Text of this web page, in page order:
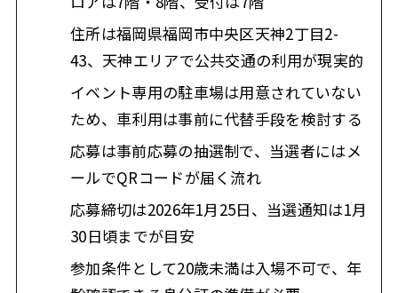
住所は福岡県福岡市中央区天神2丁目2-
43、天神エリアで公共交通の利用が現実的
イベント専用の駐車場は用意されていない
ため、車利用は事前に代替手段を検討する
応募は事前応募の抽選制で、当選者にはメ
ールでQRコードが届く流れ
応募締切は2026年1月25日、当選通知は1月
30日頃までが目安
参加条件として20歳未満は入場不可で、年